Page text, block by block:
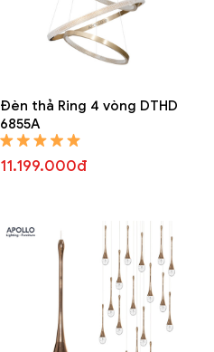
Đèn thả Ring 4 vòng DTHD
6855A
11.199.000đ